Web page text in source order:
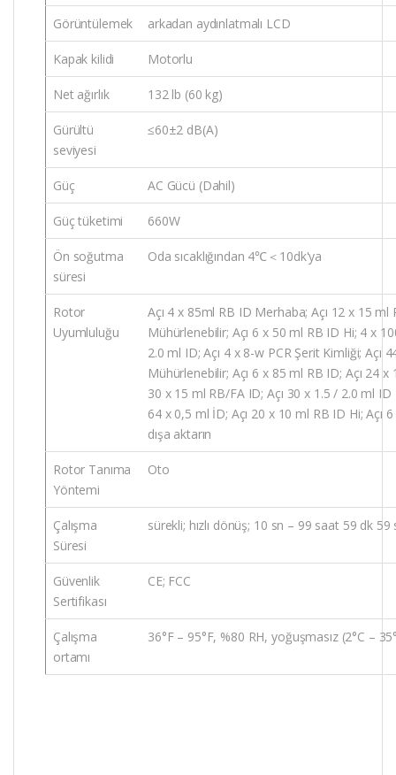
Görüntülemek arkadan aydınlatmalı LCD
Kapak kilidi Motorlu
Net ağırlık 132 lb (60 kg)
Gürültü
seviyesi
≤60±2 dB(A)
Güç AC Gücü (Dahil)
Güç tüketimi 660W
Ön soğutma
süresi
Oda sıcaklığından 4℃＜10dk'ya
Rotor
Uyumluluğu
Açı 4 x 85ml RB ID Merhaba; Açı 12 x 15
Mühürlenebilir; Açı 6 x 50 ml RB ID Hi; 4 x
2.0 ml ID; Açı 4 x 8-w PCR Şerit Kimliği; Açı
Mühürlenebilir; Açı 6 x 85 ml RB ID; Açı 24
30 x 15 ml RB/FA ID; Açı 30 x 1.5 / 2.0 ml
64 x 0,5 ml İD; Açı 20 x 10 ml RB ID Hi; Açı
dışa aktarın
Rotor Tanıma
Yöntemi
Oto
Çalışma
Süresi
sürekli; hızlı dönüş; 10 sn – 99 saat 59 dk 59
Güvenlik
Sertifikası
CE; FCC
Çalışma
ortamı
36°F – 95°F, %80 RH, yoğuşmasız (2°C –